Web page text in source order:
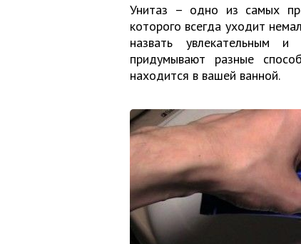
Унитаз – одно из самых
которого всегда уходит
назвать увлекательным
придумывают разные
находится в вашей ванной.